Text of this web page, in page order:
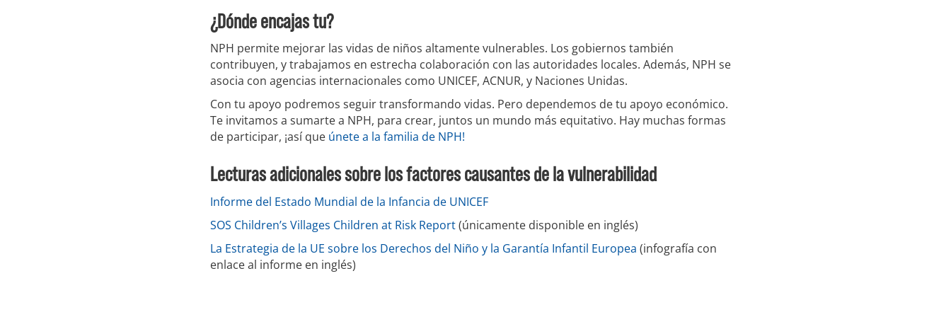
¿Dónde encajas tu?
NPH permite mejorar las vidas de niños altamente vulnerables. Los gobiernos también
contribuyen, y trabajamos en estrecha colaboración con las autoridades locales. Además, NPH se
asocia con agencias internacionales como UNICEF, ACNUR, y Naciones Unidas.
Con tu apoyo podremos seguir transformando vidas. Pero dependemos de tu apoyo económico.
Te invitamos a sumarte a NPH, para crear, juntos un mundo más equitativo. Hay muchas formas
de participar, ¡así que únete a la familia de NPH!
Lecturas adicionales sobre los factores causantes de la vulnerabilidad
Informe del Estado Mundial de la Infancia de UNICEF
SOS Children’s Villages Children at Risk Report(únicamente disponible en inglés)
La Estrategia de la UE sobre los Derechos del Niño y la Garantía Infantil Europea (infografía con
enlace al informe en inglés)